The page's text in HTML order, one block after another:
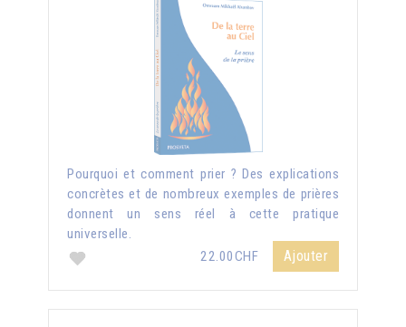
Pourquoi et comment prier ? Des explications
concrètes et de nombreux exemples de prières
donnent un sens réel à cette pratique
universelle.
22.00CHF
Ajouter